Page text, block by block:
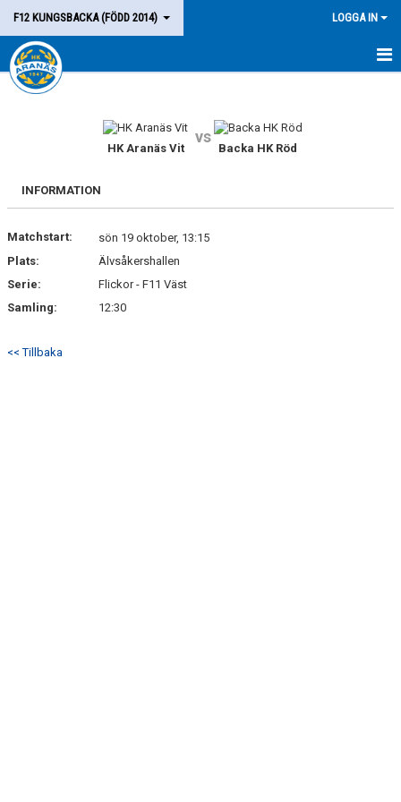
F12 KUNGSBACKA (FÖDD 2014) LOGGA IN
HEM
MATCHER
KONTAKT
HK Aranäs Vit
vs
Backa HK Röd
INFORMATION
Matchstart:
sön 19 oktober, 13:15
Plats:
Älvsåkershallen
Serie:
Flickor - F11 Väst
Samling:
12:30
<< Tillbaka